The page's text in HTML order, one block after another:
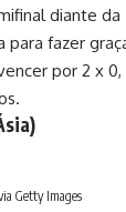
diante da
fazer
por 2 x
Getty Images